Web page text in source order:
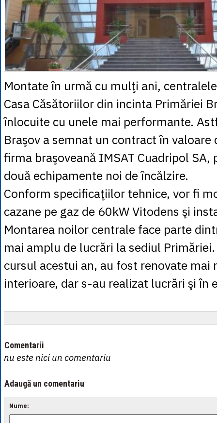
Montate în urmă cu mulţi ani,
Casa Căsătoriilor din incinta Primăriei
înlocuite cu unele mai performante.
Braşov a semnat un contract în
firma braşoveană IMSAT Cuadripol
două echipamente noi de încălzire.
Conform specificaţiilor tehnice, vor fi
cazane pe gaz de 60kW Vitodens şi
Montarea noilor centrale face parte
mai amplu de lucrări la sediul
cursul acestui an, au fost renovate mai
interioare, dar s-au realizat lucrări şi în
Comentarii
nu este nici un comentariu
Adaugă un comentariu
Nume: